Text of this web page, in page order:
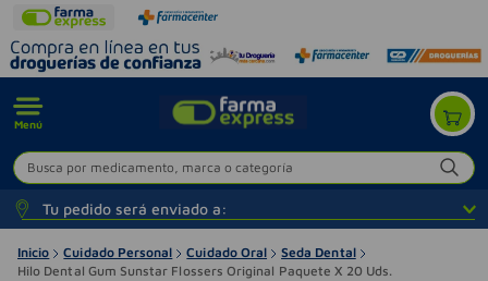
Menú
Busca por medicamento, marca o categoría
Tu pedido será enviado a:
Inicio Cuidado Personal Cuidado Oral
Seda Dental
Hilo Dental Gum Sunstar Flossers Original Paquete X 20 Uds.